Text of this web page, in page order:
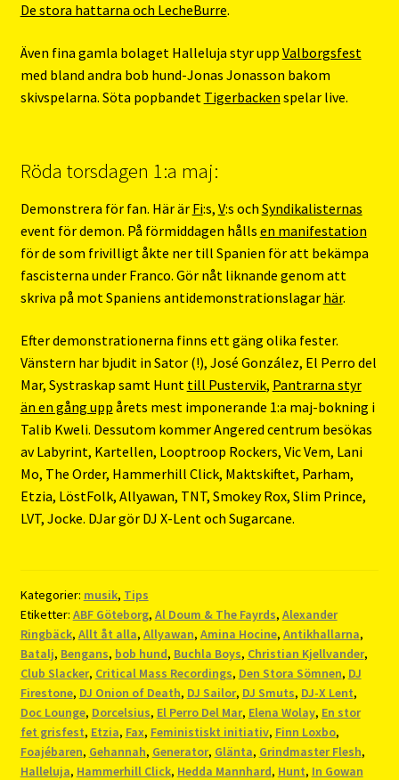
De stora hattarna och LecheBurre.
Även fina gamla bolaget Halleluja styr upp Valborgsfest
med bland andra bob hund-Jonas Jonasson bakom
skivspelarna. Söta popbandet Tigerbacken spelar live.
Röda torsdagen 1:a maj:
Demonstrera för fan. Här är Fi:s, V:s och Syndikalisternas
event för demon. På förmiddagen hålls en manifestation
för de som frivilligt åkte ner till Spanien för att bekämpa
fascisterna under Franco. Gör nåt liknande genom att
skriva på mot Spaniens antidemonstrationslagar här.
Efter demonstrationerna finns ett gäng olika fester.
Vänstern har bjudit in Sator (!), José González, El Perro del
Mar, Systraskap samt Hunt till Pustervik, Pantrarna styr
än en gång upp årets mest imponerande 1:a maj-bokning i
Talib Kweli. Dessutom kommer Angered centrum besökas
av Labyrint, Kartellen, Looptroop Rockers, Vic Vem, Lani
Mo, The Order, Hammerhill Click, Maktskiftet, Parham,
Etzia, LöstFolk, Allyawan, TNT, Smokey Rox, Slim Prince,
LVT, Jocke. DJar gör DJ X-Lent och Sugarcane.
Kategorier: musik, Tips
Etiketter: ABF Göteborg, Al Doum & The Fayrds, Alexander
Ringbäck, Allt åt alla, Allyawan, Amina Hocine, Antikhallarna,
Batalj, Bengans, bob hund, Buchla Boys, Christian Kjellvander,
Club Slacker, Critical Mass Recordings, Den Stora Sömnen, DJ
Firestone, DJ Onion of Death, DJ Sailor, DJ Smuts, DJ-X Lent,
Doc Lounge, Dorcelsius, El Perro Del Mar, Elena Wolay, En stor
fet grisfest, Etzia, Fax, Feministiskt initiativ, Finn Loxbo,
Foajébaren, Gehannah, Generator, Glänta, Grindmaster Flesh,
Halleluja, Hammerhill Click, Hedda Mannhard, Hunt, In Gowan